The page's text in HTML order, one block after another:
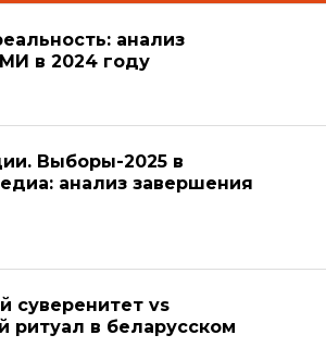
анализ
в 2024 году
Выборы-2025 в
анализ завершения
суверенитет vs
ритуал в беларусском